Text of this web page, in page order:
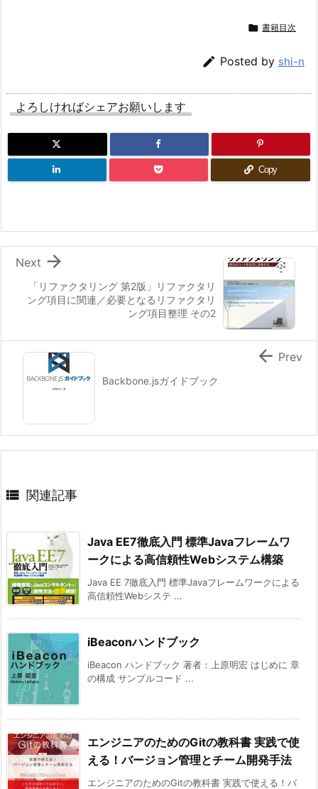
 書籍目次
 Posted by shi-n
よろしければシェアお願いします
Copy
「リファクタリング 第2版」リファクタリ
ング項目に関連／必要となるリファクタリ
ング項目整理 その2

Next
Backbone.jsガイドブック
 Prev
 関連記事
Java EE7徹底入門 標準Javaフレームワ
ークによる高信頼性Webシステム構築
Java EE 7徹底入門 標準Javaフレームワークによる
高信頼性Webシステ ...
iBeaconハンドブック
iBeacon ハンドブック 著者：上原明宏 はじめに 章
の構成 サンプルコード ...
エンジニアのためのGitの教科書 実践で使
える！バージョン管理とチーム開発手法
エンジニアのためのGitの教科書 実践で使える！バ